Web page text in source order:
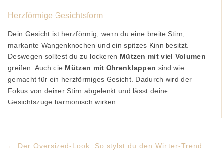
Herzförmige Gesichtsform
Dein Gesicht ist herzförmig, wenn du eine breite Stirn,
markante Wangenknochen und ein spitzes Kinn besitzt.
Deswegen solltest du zu lockeren Mützen mit viel Volumen
greifen. Auch die Mützen mit Ohrenklappen sind wie
gemacht für ein herzförmiges Gesicht. Dadurch wird der
Fokus von deiner Stirn abgelenkt und lässt deine
Gesichtszüge harmonisch wirken.
← Der Oversized-Look: So stylst du den Winter-Trend